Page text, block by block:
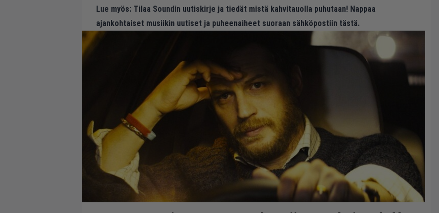
Lue myös: Tilaa Soundin uutiskirje ja tiedät mistä kahvitauolla puhutaan! Nappaa
ajankohtaiset musiikin uutiset ja puheenaiheet suoraan sähköpostiin tästä.